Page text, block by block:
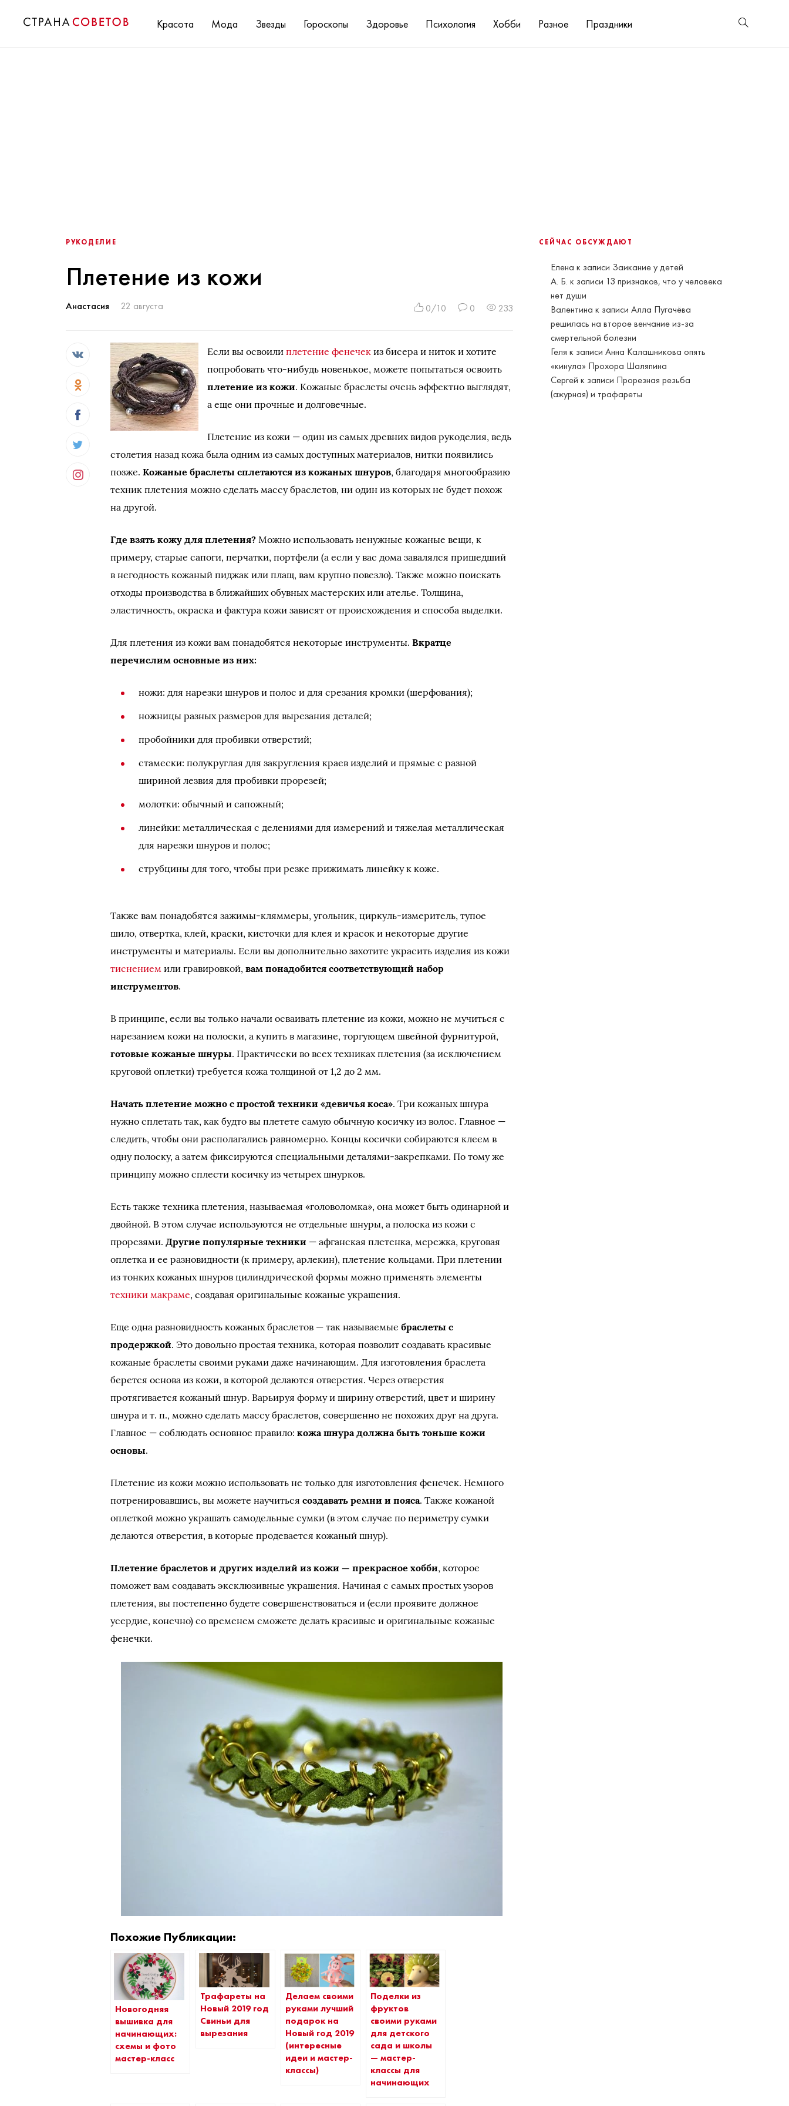
Красота Мода Звезды Гороскопы Здоровье Психология Хобби Разное Праздники
СЕЙЧАС ОБСУЖДАЮТ
Елена к записи Заикание у детей
А. Б. к записи 13 признаков, что у человека
нет души
Валентина к записиАлла Пугачёва
решилась на второе венчание из-за
смертельной болезни
Геля к записиАнна Калашникова опять
«кинула» Прохора Шаляпина
Сергей к записи Прорезная резьба
(ажурная) и трафареты
РУКОДЕЛИЕ
Плетение из кожи
Анастасия 22 августа 0/10 0 233
Если вы освоилиплетение фенечек из бисера и ниток и хотите
попробовать что-нибудь новенькое, можете попытаться освоить
плетение из кожи. Кожаные браслеты очень эффектно выглядят,
а еще они прочные и долговечные.
Плетение из кожи — один из самых древних видов рукоделия, ведь
столетия назад кожа была одним из самых доступных материалов, нитки появились
позже.Кожаные браслеты сплетаются из кожаных шнуров, благодаря многообразию
техник плетения можно сделать массу браслетов, ни один из которых не будет похож
на другой.
Где взять кожу для плетения? Можно использовать ненужные кожаные вещи, к
примеру, старые сапоги, перчатки, портфели (а если у вас дома завалялся пришедший
в негодность кожаный пиджак или плащ, вам крупно повезло). Также можно поискать
отходы производства в ближайших обувных мастерских или ателье. Толщина,
эластичность, окраска и фактура кожи зависят от происхождения и способа выделки.
Для плетения из кожи вам понадобятся некоторые инструменты.Вкратце
перечислим основные из них:
ножи: для нарезки шнуров и полос и для срезания кромки (шерфования);
ножницы разных размеров для вырезания деталей;
пробойники для пробивки отверстий;
стамески: полукруглая для закругления краев изделий и прямые с разной
шириной лезвия для пробивки прорезей;
молотки: обычный и сапожный;
линейки: металлическая с делениями для измерений и тяжелая металлическая
для нарезки шнуров и полос;
струбцины для того, чтобы при резке прижимать линейку к коже.
Также вам понадобятся зажимы-кляммеры, угольник, циркуль-измеритель, тупое
шило, отвертка, клей, краски, кисточки для клея и красок и некоторые другие
инструменты и материалы. Если вы дополнительно захотите украсить изделия из кожи
тиснением или гравировкой,вам понадобится соответствующий набор
инструментов.
В принципе, если вы только начали осваивать плетение из кожи, можно не мучиться с
нарезанием кожи на полоски, а купить в магазине, торгующем швейной фурнитурой,
готовые кожаные шнуры. Практически во всех техниках плетения (за исключением
круговой оплетки) требуется кожа толщиной от 1,2 до 2 мм.
Начать плетение можно с простой техники «девичья коса». Три кожаных шнура
нужно сплетать так, как будто вы плетете самую обычную косичку из волос. Главное —
следить, чтобы они располагались равномерно. Концы косички собираются клеем в
одну полоску, а затем фиксируются специальными деталями-закрепками. По тому же
принципу можно сплести косичку из четырех шнурков.
Есть также техника плетения, называемая «головоломка», она может быть одинарной и
двойной. В этом случае используются не отдельные шнуры, а полоска из кожи с
прорезями.Другие популярные техники — афганская плетенка, мережка, круговая
оплетка и ее разновидности (к примеру, арлекин), плетение кольцами. При плетении
из тонких кожаных шнуров цилиндрической формы можно применять элементы
техники макраме, создавая оригинальные кожаные украшения.
Еще одна разновидность кожаных браслетов — так называемыебраслеты с
продержкой. Это довольно простая техника, которая позволит создавать красивые
кожаные браслеты своими руками даже начинающим. Для изготовления браслета
берется основа из кожи, в которой делаются отверстия. Через отверстия
протягивается кожаный шнур. Варьируя форму и ширину отверстий, цвет и ширину
шнура и т. п., можно сделать массу браслетов, совершенно не похожих друг на друга.
Главное — соблюдать основное правило:кожа шнура должна быть тоньше кожи
основы.
Плетение из кожи можно использовать не только для изготовления фенечек. Немного
потренировавшись, вы можете научитьсясоздавать ремни и пояса. Также кожаной
оплеткой можно украшать самодельные сумки (в этом случае по периметру сумки
делаются отверстия, в которые продевается кожаный шнур).
Плетение браслетов и других изделий из кожи — прекрасное хобби, которое
поможет вам создавать эксклюзивные украшения. Начиная с самых простых узоров
плетения, вы постепенно будете совершенствоваться и (если проявите должное
усердие, конечно) со временем сможете делать красивые и оригинальные кожаные
фенечки.
Похожие Публикации:
Новогодняя
вышивка для
начинающих:
схемы и фото
мастер-класс
Трафареты на
Новый 2019 год
Свиньи для
вырезания
Делаем своими
руками лучший
подарок на
Новый год 2019
(интересные
идеи и мастер-
классы)
Поделки из
фруктов
своими руками
для детского
сада и школы
— мастер-
классы для
начинающих